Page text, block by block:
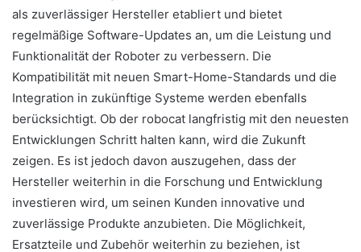
als zuverlässiger Hersteller etabliert und bietet
regelmäßige Software-Updates an, um die Leistung und
Funktionalität der Roboter zu verbessern. Die
Kompatibilität mit neuen Smart-Home-Standards und die
Integration in zukünftige Systeme werden ebenfalls
berücksichtigt. Ob der robocat langfristig mit den neuesten
Entwicklungen Schritt halten kann, wird die Zukunft
zeigen. Es ist jedoch davon auszugehen, dass der
Hersteller weiterhin in die Forschung und Entwicklung
investieren wird, um seinen Kunden innovative und
zuverlässige Produkte anzubieten. Die Möglichkeit,
Ersatzteile und Zubehör weiterhin zu beziehen, ist